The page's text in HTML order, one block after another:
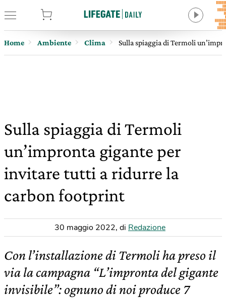
Home Ambiente Clima Sulla spiaggia di Termoli
Sulla spiaggia di Termoli
un’impronta gigante per
invitare tutti a ridurre la
carbon footprint
30 maggio 2022, di Redazione
Con l’installazione di Termoli ha preso il
via la campagna “L’impronta del gigante
invisibile”: ognuno di noi produce 7